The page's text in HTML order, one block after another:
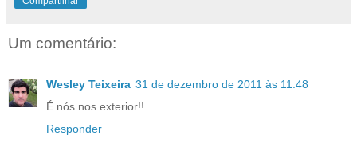
Um comentário:
Wesley Teixeira 31 de dezembro de 2011 às 11:48
É nós nos exterior!!
Responder